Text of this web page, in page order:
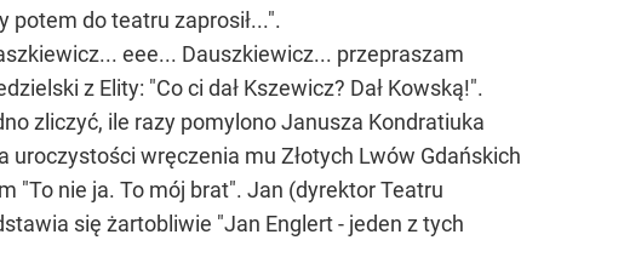
potem do teatru zaprosił...".
eee... Dauszkiewicz... przepraszam
z Elity: "Co ci dał Kszewicz? Dał Kowską!".
zliczyć, ile razy pomylono Janusza Kondratiuka
wręczenia mu Złotych Lwów Gdańskich
"To nie ja. To mój brat". Jan (dyrektor Teatru
się żartobliwie "Jan Englert - jeden z tych